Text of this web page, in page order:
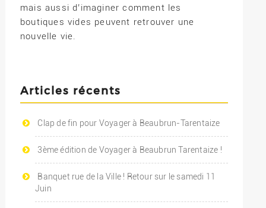
mais aussi d’imaginer comment les
boutiques vides peuvent retrouver une
nouvelle vie.
Articles récents
Clap de fin pour Voyager à Beaubrun-Tarentaize
3ème édition de Voyager à Beaubrun Tarentaize !
Banquet rue de la Ville ! Retour sur le samedi 11
Juin